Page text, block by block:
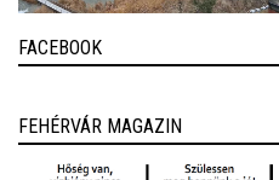
FACEBOOK
FEHÉRVÁR MAGAZIN